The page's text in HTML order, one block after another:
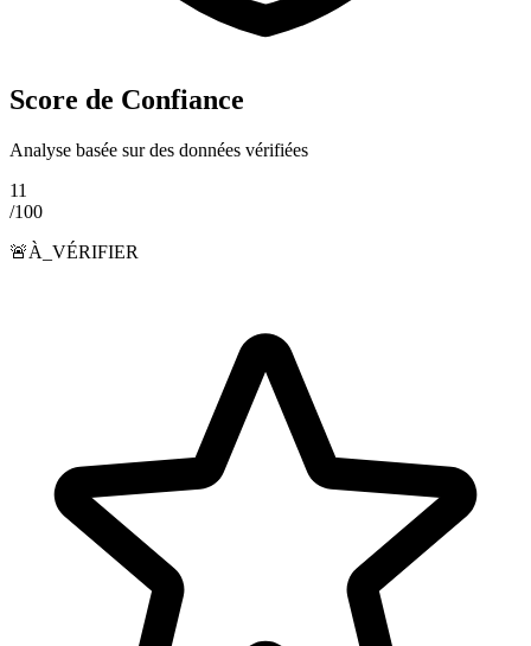
Score de Confiance
Analyse basée sur des données vérifiées
11
/100
🚨À_VÉRIFIER